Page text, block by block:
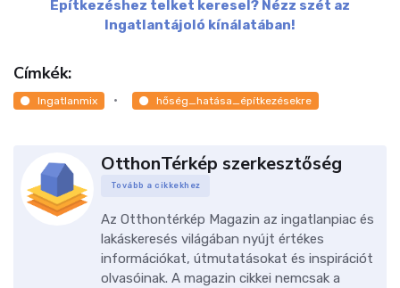
Építkezéshez telket keresel? Nézz szét az
Ingatlantájoló kínálatában!
Címkék:
Ingatlanmix hőség_hatása_építkezésekre
OtthonTérkép szerkesztőség
Tovább a cikkekhez
Az Otthontérkép Magazin az ingatlanpiac és
lakáskeresés világában nyújt értékes
információkat, útmutatásokat és inspirációt
olvasóinak. A magazin cikkei nemcsak a